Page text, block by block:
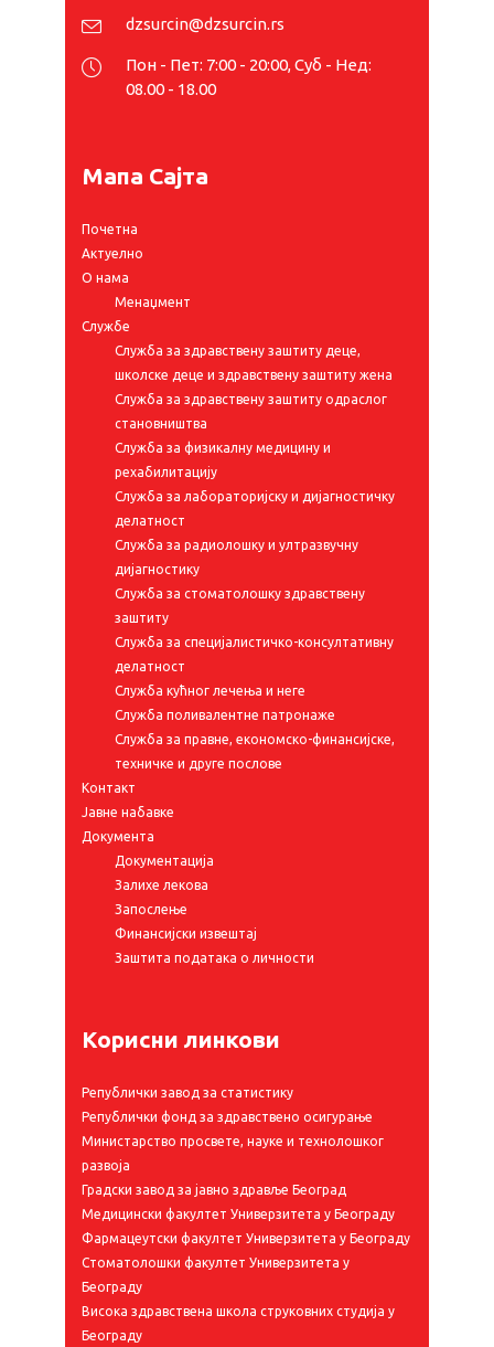
dzsurcin@dzsurcin.rs
Пон - Пет: 7:00 - 20:00, Суб - Нед:
08.00 - 18.00
Мапа Сајта
Почетна
Актуелно
О нама
Менаџмент
Службе
Служба за здравствену заштиту деце,
школске деце и здравствену заштиту жена
Служба за здравствену заштиту одраслог
становништва
Служба за физикалну медицину и
рехабилитацију
Служба за лабораторијску и дијагностичку
делатност
Служба за радиолошку и ултразвучну
дијагностику
Служба за стоматолошку здравствену
заштиту
Служба за специјалистичко-консултативну
делатност
Служба кућног лечења и неге
Служба поливалентне патронаже
Служба за правне, економско-финансијске,
техничке и друге послове
Контакт
Јавне набавке
Документа
Документација
Залихе лекова
Запослење
Финансијски извештај
Заштита података о личности
Корисни линкови
Републички завод за статистику
Републички фонд за здравствено осигурање
Министарство просвете, науке и технолошког
развоја
Градски завод за јавно здравље Београд
Медицински факултет Универзитета у Београду
Фармацеутски факултет Универзитета у Београду
Стоматолошки факултет Универзитета у
Београду
Висока здравствена школа струковних студија у
Београду